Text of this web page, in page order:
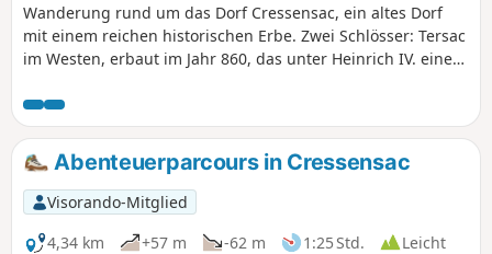
Wanderung rund um das Dorf Cressensac, ein altes Dorf
mit einem reichen historischen Erbe. Zwei Schlösser: Tersac
im Westen, erbaut im Jahr 860, das unter Heinrich IV. eine
Chausseneige im Osten, in Privatbesitz, erbaut im 12.
Jahrhundert und im 12. Jahrhundert im Renaissancestil
wieder aufgebaut. Ein Pfarrhaus im Herzen des Dorfes. Im
Jahr 1789 wurde die Pfarrei zu einer Gemeinde, nachdem
sie im 9. Jahrhundert zur Vizegrafschaft Turenne gehört
hatte.
Abenteuerparcours in Cressensac
Visorando-Mitglied
4,34 km
+57 m -62 m 1:25 Std.
Leicht